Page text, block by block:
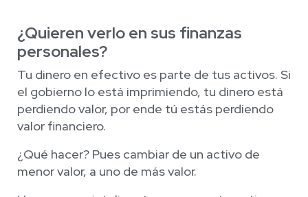
¿Quieren verlo en sus finanzas
personales?
Tu dinero en efectivo es parte de tus activos. Si
el gobierno lo está imprimiendo, tu dinero está
perdiendo valor, por ende tú estás perdiendo
valor financiero.
¿Qué hacer? Pues cambiar de un activo de
menor valor, a uno de más valor.